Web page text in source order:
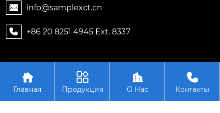
 info@samplexct.cn
 +86 20 8251 4945 Ext. 8337
Авторское право©2006-2025Гуанчжоу Samplex
Электронные технологии Лтд.

Главная

Продукция

О Нас

Контакты